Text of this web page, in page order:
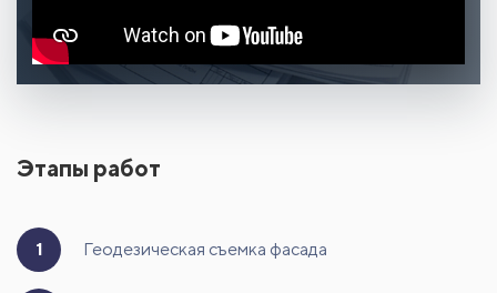
Этапы работ
1 Геодезическая съемка фасада